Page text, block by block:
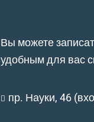
Вы можете
удобным для вас
пр. Науки, 46